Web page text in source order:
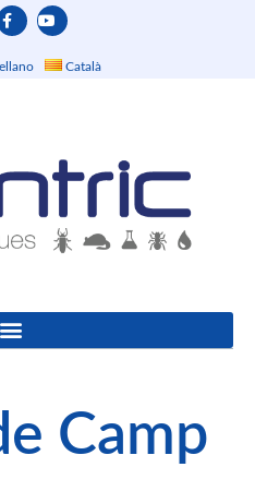
Català
Camp